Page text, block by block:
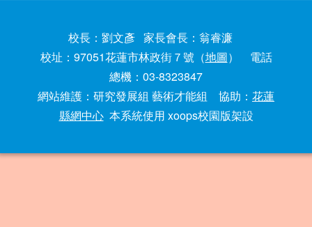
校長：劉文彥 家長會長：翁睿濂
校址：97051花蓮市林政街７號（地圖） 電話
總機：03-8323847
網站維護：研究發展組 藝術才能組 協助： 花蓮
縣網中心本系統使用 xoops校園版架設